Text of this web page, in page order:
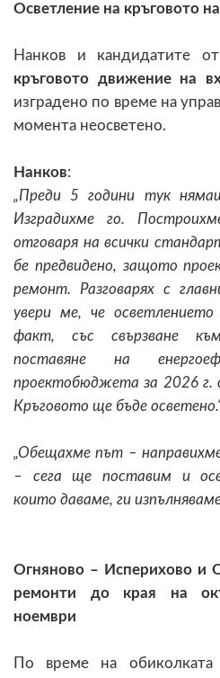
Осветление на кръговото
Нанков и кандидатите
кръговото движение на
изградено по време на
момента неосветено.
Нанков:
„Преди 5 години тук
Изградихме го.
отговаря на всички
бе предвидено, защото
ремонт. Разговарях с
увери ме, че
факт, със свързване
поставяне на
проектобюджета за 2026 г.
Кръговото ще бъде
„Обещахме път –
– сега ще поставим и
които даваме, ги
Огняново – Исперихово и
ремонти до края на
ноември
По време на обиколката